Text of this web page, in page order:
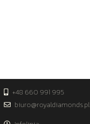
+48 660 991 995
biuro@royaldiamonds.pl